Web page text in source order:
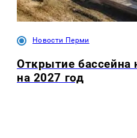
Новости Перми
Открытие бассейна
на 2027 год